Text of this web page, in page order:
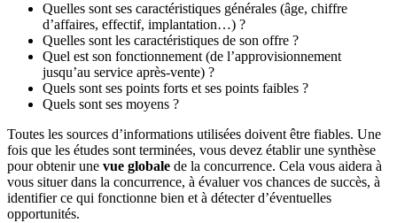
Quelles sont ses caractéristiques générales (âge, chiffre
d’affaires, effectif, implantation…) ?
Quelles sont les caractéristiques de son offre ?
Quel est son fonctionnement (de l’approvisionnement
jusqu’au service après-vente) ?
Quels sont ses points forts et ses points faibles ?
Quels sont ses moyens ?
Toutes les sources d’informations utilisées doivent être fiables. Une
fois que les études sont terminées, vous devez établir une synthèse
pour obtenir une vue globale de la concurrence. Cela vous aidera à
vous situer dans la concurrence, à évaluer vos chances de succès, à
identifier ce qui fonctionne bien et à détecter d’éventuelles
opportunités.